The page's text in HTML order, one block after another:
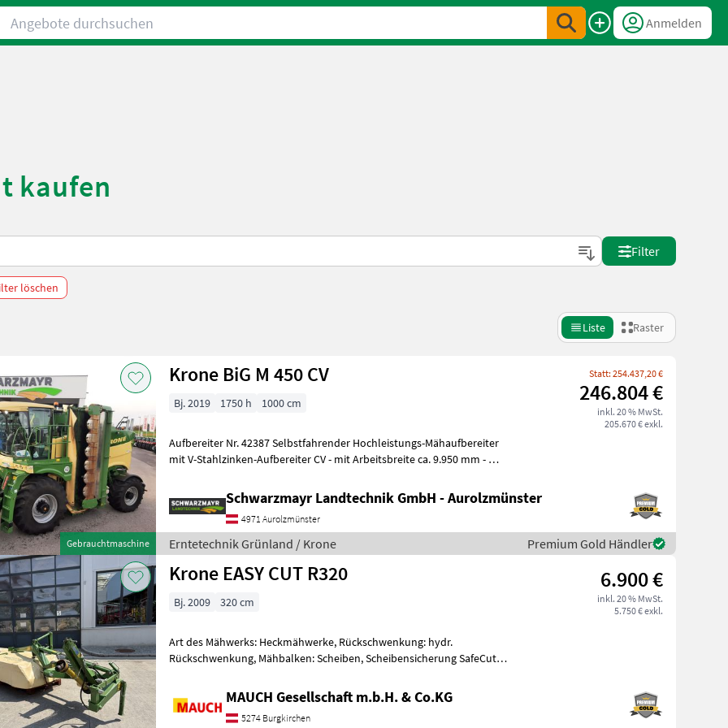
Angebote durchsuchen
Anmelden
kaufen
Filter
löschen
Liste Raster
Gebrauchtmaschine
Krone BiG M 450 CV Statt: 254.437,20 €
246.804 €
inkl. 20 % MwSt.
205.670 € exkl.
Bj. 2019 1750 h 1000 cm
Aufbereiter Nr. 42387 Selbstfahrender Hochleistungs-Mähaufbereiter
mit V-Stahlzinken-Aufbereiter CV - mit Arbeitsbreite ca. 9.950 mm - mit
Schwarzmayr Landtechnik GmbH - Aurolzmünster
4971 Aurolzmünster
Erntetechnik Grünland / Krone Premium Gold Händler
Krone EASY CUT R320 6.900 €
inkl. 20 % MwSt.
5.750 € exkl.
Bj. 2009 320 cm
Art des Mähwerks: Heckmähwerke, Rückschwenkung: hydr.
Rückschwenkung, Mähbalken: Scheiben, Scheibensicherung SafeCut,
MAUCH Gesellschaft m.b.H. & Co.KG
5274 Burgkirchen